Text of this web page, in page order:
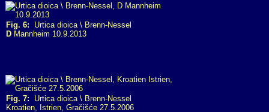
Fig. 6: Urtica dioica \ Brenn-Nessel
D Mannheim 10.9.2013
Fig. 7: Urtica dioica \ Brenn-Nessel
Kroatien, Istrien, Gračišće 27.5.2006